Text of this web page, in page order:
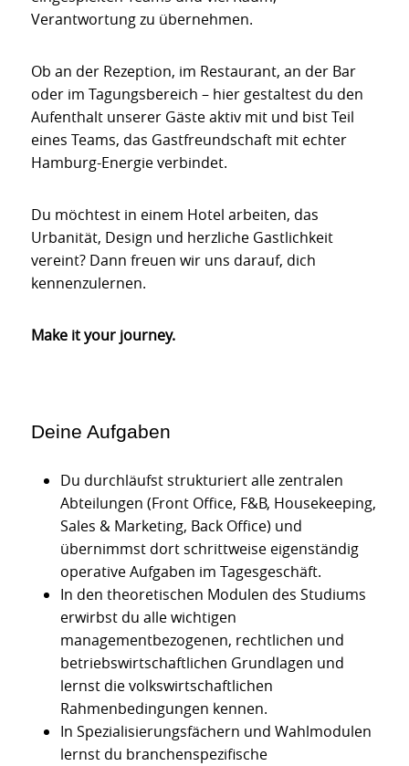
Verantwortung zu übernehmen.
Ob an der Rezeption, im Restaurant, an der Bar
oder im Tagungsbereich – hier gestaltest du den
Aufenthalt unserer Gäste aktiv mit und bist Teil
eines Teams, das Gastfreundschaft mit echter
Hamburg-Energie verbindet.
Du möchtest in einem Hotel arbeiten, das
Urbanität, Design und herzliche Gastlichkeit
vereint? Dann freuen wir uns darauf, dich
kennenzulernen.
Make it your journey.
Deine Aufgaben
Du durchläufst strukturiert alle zentralen
Abteilungen (Front Office, F&B, Housekeeping,
Sales & Marketing, Back Office) und
übernimmst dort schrittweise eigenständig
operative Aufgaben im Tagesgeschäft.
In den theoretischen Modulen des Studiums
erwirbst du alle wichtigen
managementbezogenen, rechtlichen und
betriebswirtschaftlichen Grundlagen und
lernst die volkswirtschaftlichen
Rahmenbedingungen kennen.
In Spezialisierungsfächern und Wahlmodulen
lernst du branchenspezifische